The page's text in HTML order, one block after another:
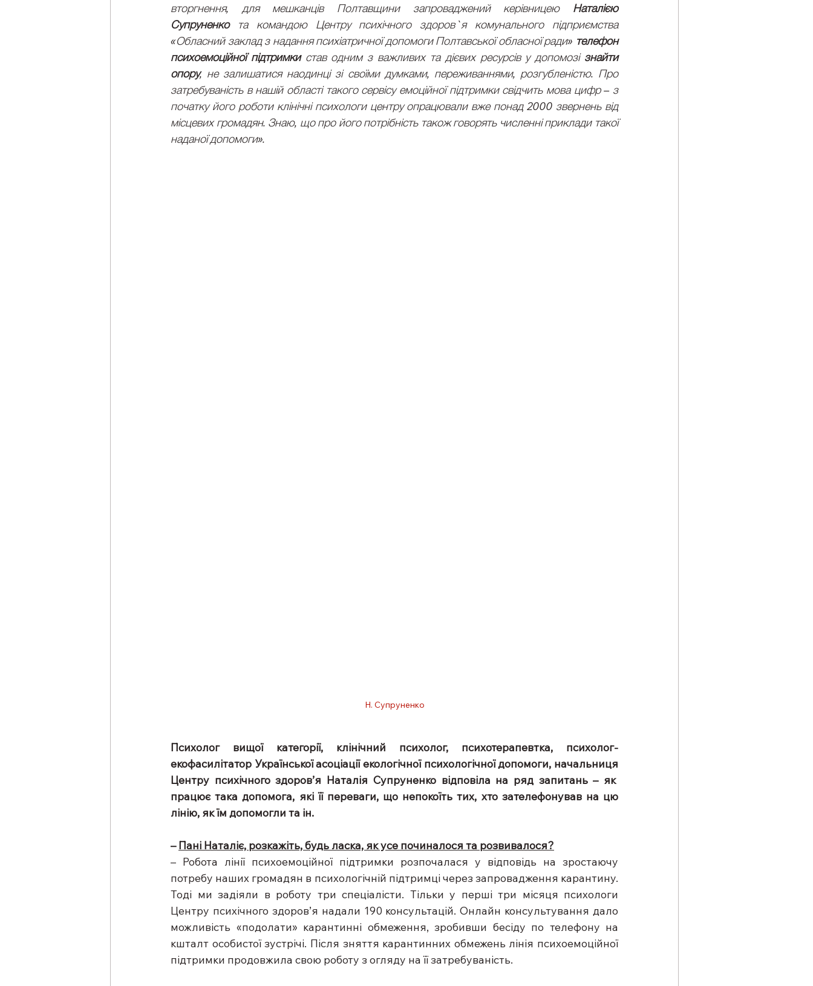
вторгнення, для мешканців Полтавщини запроваджений керівницею Наталією
Супруненко та командою Центру психічного здоров`я комунального підприємства
«Обласний заклад з надання психіатричної допомоги Полтавської обласної ради» телефон
психоемоційної підтримки став одним з важливих та дієвих ресурсів у допомозі знайти
опору, не залишатися наодинці зі своїми думками, переживаннями, розгубленістю. Про
затребуваність в нашій області такого сервісу емоційної підтримки свідчить мова цифр – з
початку його роботи клінічні психологи центру опрацювали вже понад 2000 звернень від
місцевих громадян. Знаю, що про його потрібність також говорять численні приклади такої
наданої допомоги».
Н. Супруненко
Психолог вищої категорії, клінічний психолог, психотерапевтка, психолог-
екофасилітатор Української асоціації екологічної психологічної допомоги, начальниця
Центру психічного здоров’я Наталія Супруненко відповіла на ряд запитань – як
працює така допомога, які її переваги, що непокоїть тих, хто зателефонував на цю
лінію, як їм допомогли та ін.
– Пані Наталіє, розкажіть, будь ласка, як усе починалося та розвивалося?
– Робота лінії психоемоційної підтримки розпочалася у відповідь на зростаючу
потребу наших громадян в психологічній підтримці через запровадження карантину.
Тоді ми задіяли в роботу три спеціалісти. Тільки у перші три місяця психологи
Центру психічного здоров’я надали 190 консультацій. Онлайн консультування дало
можливість «подолати» карантинні обмеження, зробивши бесіду по телефону на
кшталт особистої зустрічі. Після зняття карантинних обмежень лінія психоемоційної
підтримки продовжила свою роботу з огляду на її затребуваність.